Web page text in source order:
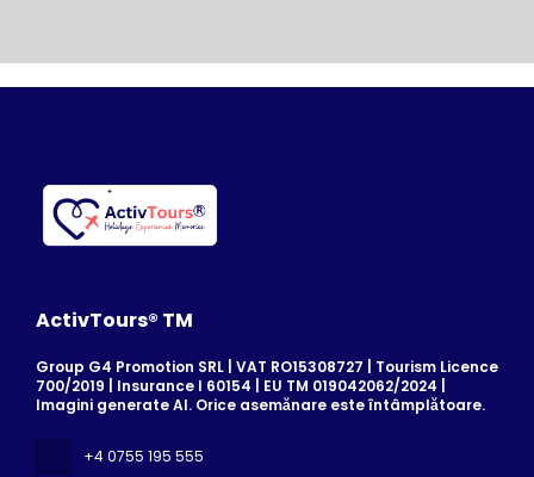
ActivTours® TM
Group G4 Promotion SRL | VAT RO15308727 | Tourism Licence
700/2019 | Insurance I 60154 | EU TM 019042062/2024 |
Imagini generate AI. Orice asemănare este întâmplătoare.
+4 0755 195 555